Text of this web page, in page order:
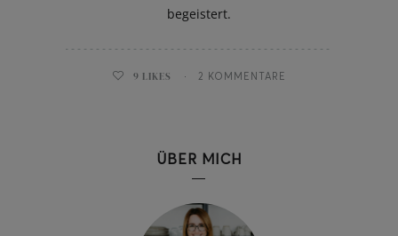
begeistert.
9 LIKES 2 KOMMENTARE
ÜBER MICH